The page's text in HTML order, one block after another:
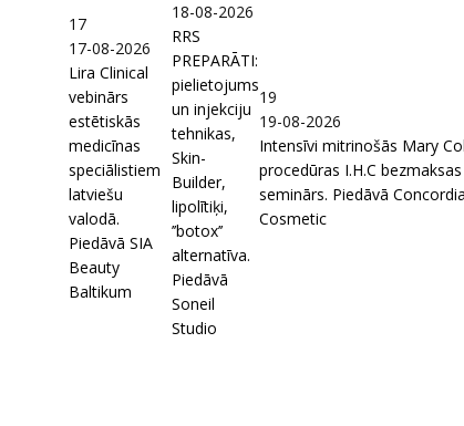
17
17-08-2026
Lira Clinical
vebinārs
estētiskās
medicīnas
speciālistiem
latviešu
valodā.
Piedāvā SIA
Beauty
Baltikum
18-08-2026
RRS
PREPARĀTI:
pielietojums
un injekciju
tehnikas,
Skin-
Builder,
lipolītiķi,
’’botox’’
alternatīva.
Piedāvā
Soneil
Studio
19
19-08-2026
Intensīvi mitrinošās Mary
procedūras I.H.C bezmaksas
seminārs. Piedāvā
Cosmetic